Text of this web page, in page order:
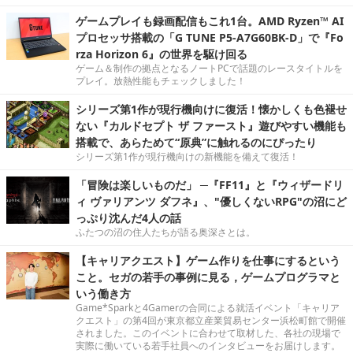
ゲームプレイも録画配信もこれ1台。AMD Ryzen™ AI
プロセッサ搭載の「G TUNE P5-A7G60BK-D」で『Fo
rza Horizon 6』の世界を駆け回る
ゲーム＆制作の拠点となるノートPCで話題のレースタイトルを
プレイ。放熱性能もチェックしました！
シリーズ第1作が現行機向けに復活！懐かしくも色褪せ
ない『カルドセプト ザ ファースト』遊びやすい機能も
搭載で、あらためて“原典”に触れるのにぴったり
シリーズ第1作が現行機向けの新機能を備えて復活！
「冒険は楽しいものだ」 ─『FF11』と『ウィザードリ
ィ ヴァリアンツ ダフネ』、"優しくないRPG"の沼にど
っぷり沈んだ4人の話
ふたつの沼の住人たちが語る奥深さとは。
【キャリアクエスト】ゲーム作りを仕事にするという
こと。セガの若手の事例に見る，ゲームプログラマと
いう働き方
Game*Sparkと4Gamerの合同による就活イベント「キャリア
クエスト」の第4回が東京都立産業貿易センター浜松町館で開催
されました。このイベントに合わせて取材した、各社の現場で
実際に働いている若手社員へのインタビューをお届けします。